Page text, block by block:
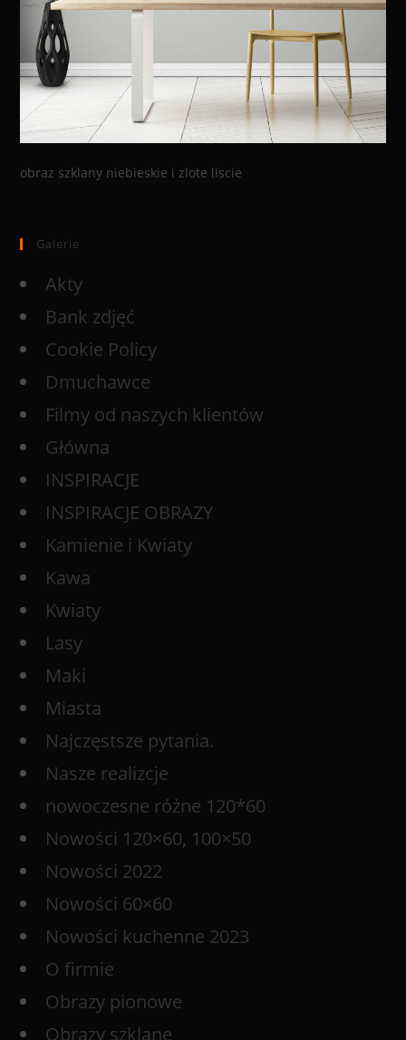
obraz szklany niebieskie i zlote liscie
Galerie
Akty
Bank zdjęć
Cookie Policy
Dmuchawce
Filmy od naszych klientów
Główna
INSPIRACJE
INSPIRACJE OBRAZY
Kamienie i Kwiaty
Kawa
Kwiaty
Lasy
Maki
Miasta
Najczęstsze pytania.
Nasze realizcje
nowoczesne różne 120*60
Nowości 120×60, 100×50
Nowości 2022
Nowości 60×60
Nowości kuchenne 2023
O firmie
Obrazy pionowe
Obrazy szklane